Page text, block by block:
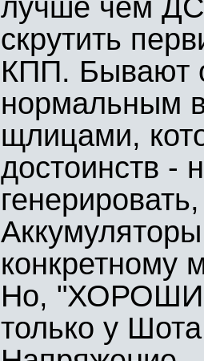
лучше чем
скрутить
КПП. Бывают
нормальным
щлицами,
достоинств -
конкретному
Но,
только у